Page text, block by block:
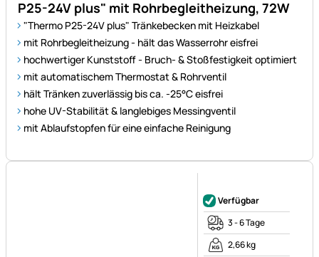
mit Rohrbegleitheizung - hält das Wasserrohr eisfrei
hochwertiger Kunststoff - Bruch- & Stoßfestigkeit optimiert
mit automatischem Thermostat & Rohrventil
hält Tränken zuverlässig bis ca. -25°C eisfrei
hohe UV-Stabilität & langlebiges Messingventil
mit Ablaufstopfen für eine einfache Reinigung
2,66 kg
80786